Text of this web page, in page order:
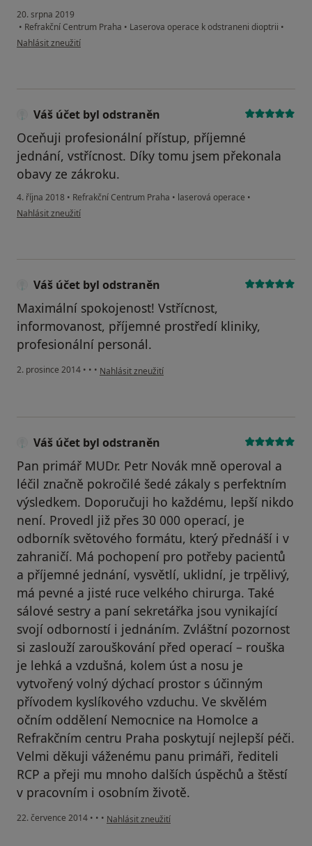
20. srpna 2019
• Refrakční Centrum Praha • Laserova operace k odstraneni dioptrii •
podle názoru uživatele Váš účet byl odstraněn
Nahlásit zneužití
Váš účet byl odstraněn
Oceňuji profesionální přístup, příjemné
jednání, vstřícnost. Díky tomu jsem překonala
obavy ze zákroku.
4. října 2018 • Refrakční Centrum Praha • laserová operace •
podle názoru uživatele Váš účet byl odstraněn
Nahlásit zneužití
Váš účet byl odstraněn
Maximální spokojenost! Vstřícnost,
informovanost, příjemné prostředí kliniky,
profesionální personál.
2. prosince 2014 • • • podle názoru uživatele Váš účet byl odstraněn
Nahlásit zneužití
Váš účet byl odstraněn
Pan primář MUDr. Petr Novák mně operoval a
léčil značně pokročilé šedé zákaly s perfektním
výsledkem. Doporučuji ho každému, lepší nikdo
není. Provedl již přes 30 000 operací, je
odborník světového formátu, který přednáší i v
zahraničí. Má pochopení pro potřeby pacientů
a příjemné jednání, vysvětlí, uklidní, je trpělivý,
má pevné a jisté ruce velkého chirurga. Také
sálové sestry a paní sekretářka jsou vynikající
svojí odborností i jednáním. Zvláštní pozornost
si zaslouží zarouškování před operací – rouška
je lehká a vzdušná, kolem úst a nosu je
vytvořený volný dýchací prostor s účinným
přívodem kyslíkového vzduchu. Ve skvělém
očním oddělení Nemocnice na Homolce a
Refrakčním centru Praha poskytují nejlepší péči.
Velmi děkuji váženému panu primáři, řediteli
RCP a přeji mu mnoho dalších úspěchů a štěstí
v pracovním i osobním životě.
22. července 2014 • • • podle názoru uživatele Váš účet byl odstraněn
Nahlásit zneužití